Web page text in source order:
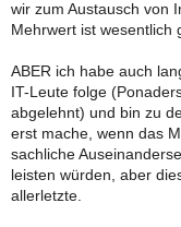
wir zum Austausch von
Mehrwert ist wesentlich
ABER ich habe auch
IT-Leute folge
abgelehnt) und bin zu
erst mache, wenn das
sachliche
leisten würden, aber
allerletzte.